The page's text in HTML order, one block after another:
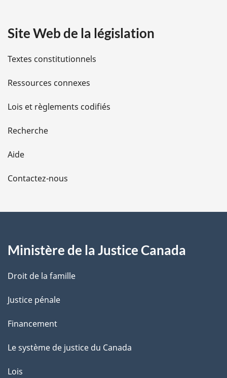
i
l
s
d
e
l
a
e
Site Web de la législation
Textes constitutionnels
Ressources connexes
Lois et règlements codifiés
Recherche
Aide
Contactez-nous
Ministère de la Justice Canada
Droit de la famille
Justice pénale
Financement
Le système de justice du Canada
Lois